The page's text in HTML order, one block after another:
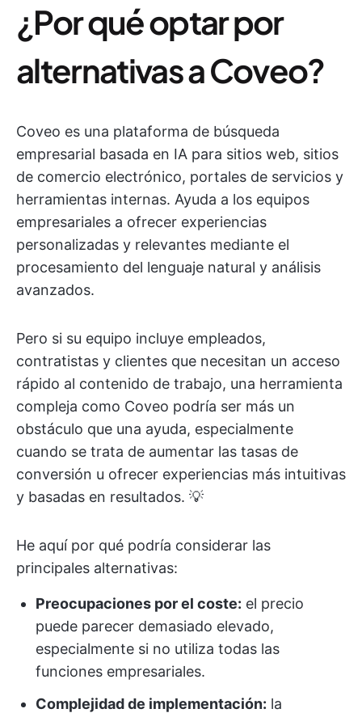
¿Por qué optar por
alternativas a Coveo?
Coveo es una plataforma de búsqueda
empresarial basada en IA para sitios web, sitios
de comercio electrónico, portales de servicios y
herramientas internas. Ayuda a los equipos
empresariales a ofrecer experiencias
personalizadas y relevantes mediante el
procesamiento del lenguaje natural y análisis
avanzados.
Pero si su equipo incluye empleados,
contratistas y clientes que necesitan un acceso
rápido al contenido de trabajo, una herramienta
compleja como Coveo podría ser más un
obstáculo que una ayuda, especialmente
cuando se trata de aumentar las tasas de
conversión u ofrecer experiencias más intuitivas
y basadas en resultados. 💡
He aquí por qué podría considerar las
principales alternativas:
Preocupaciones por el coste: el precio
puede parecer demasiado elevado,
especialmente si no utiliza todas las
funciones empresariales.
Complejidad de implementación: la